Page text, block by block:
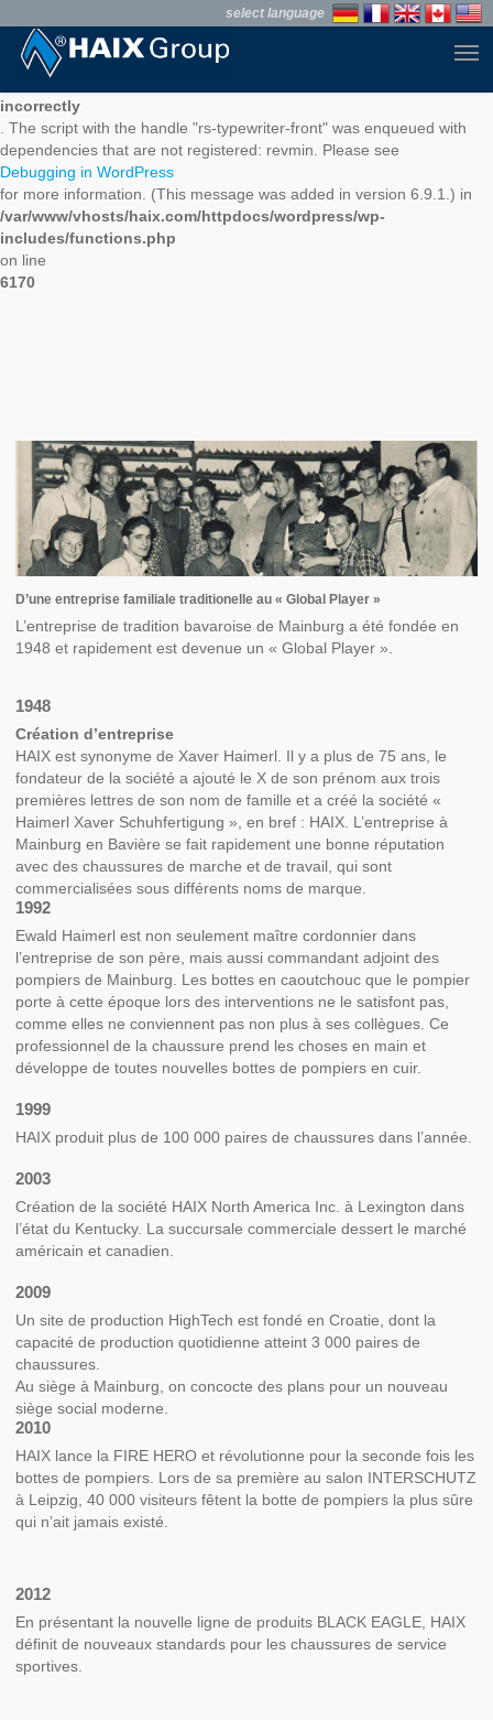
Notice
: Function WP_Scripts::add was called
incorrectly
. The script with the handle "rs-typewriter-front" was enqueued with
dependencies that are not registered: revmin. Please see
Debugging in WordPress
for more information. (This message was added in version 6.9.1.) in
/var/www/vhosts/haix.com/httpdocs/wordpress/wp-
includes/functions.php
on line
6170
to
main
content
D’une entreprise familiale traditionelle au « Global Player »
L’entreprise de tradition bavaroise de Mainburg a été fondée en
1948 et rapidement est devenue un « Global Player ».
1948
Création d’entreprise
HAIX est synonyme de Xaver Haimerl. Il y a plus de 75 ans, le
fondateur de la société a ajouté le X de son prénom aux trois
premières lettres de son nom de famille et a créé la société «
Haimerl Xaver Schuhfertigung », en bref : HAIX. L’entreprise à
Mainburg en Bavière se fait rapidement une bonne réputation
avec des chaussures de marche et de travail, qui sont
commercialisées sous différents noms de marque.
1992
Ewald Haimerl est non seulement maître cordonnier dans
l’entreprise de son père, mais aussi commandant adjoint des
pompiers de Mainburg. Les bottes en caoutchouc que le pompier
porte à cette époque lors des interventions ne le satisfont pas,
comme elles ne conviennent pas non plus à ses collègues. Ce
professionnel de la chaussure prend les choses en main et
développe de toutes nouvelles bottes de pompiers en cuir.
1999
HAIX produit plus de 100 000 paires de chaussures dans l’année.
2003
Création de la société HAIX North America Inc. à Lexington dans
l’état du Kentucky. La succursale commerciale dessert le marché
américain et canadien.
2009
Un site de production HighTech est fondé en Croatie, dont la
capacité de production quotidienne atteint 3 000 paires de
chaussures.
Au siège à Mainburg, on concocte des plans pour un nouveau
siège social moderne.
2010
HAIX lance la FIRE HERO et révolutionne pour la seconde fois les
bottes de pompiers. Lors de sa première au salon INTERSCHUTZ
à Leipzig, 40 000 visiteurs fêtent la botte de pompiers la plus sûre
qui n’ait jamais existé.
2012
En présentant la nouvelle ligne de produits BLACK EAGLE, HAIX
définit de nouveaux standards pour les chaussures de service
sportives.
select language